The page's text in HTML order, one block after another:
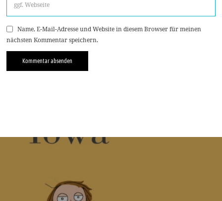
Name, E-Mail-Adresse und Website in diesem Browser für meinen
nächsten Kommentar speichern.